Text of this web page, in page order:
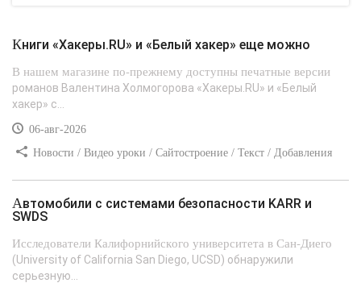
Книги «Хакеры.RU» и «Белый хакер» еще можно
В нашем магазине по-прежнему доступны печатные версии
романов Валентина Холмогорова «Хакеры.RU» и «Белый
хакер» с...
06-авг-2026
Новости / Видео уроки / Сайтостроение / Текст / Добавления
Автомобили с системами безопасности KARR и
SWDS
Исследователи Калифорнийского университета в Сан-Диего
(University of California San Diego, UCSD) обнаружили
серьезную...